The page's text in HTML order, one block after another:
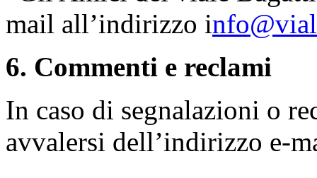
mail all’indirizzo i
6. Commenti e reclami
In caso di segnalazioni o
avvalersi dell’indirizzo e-